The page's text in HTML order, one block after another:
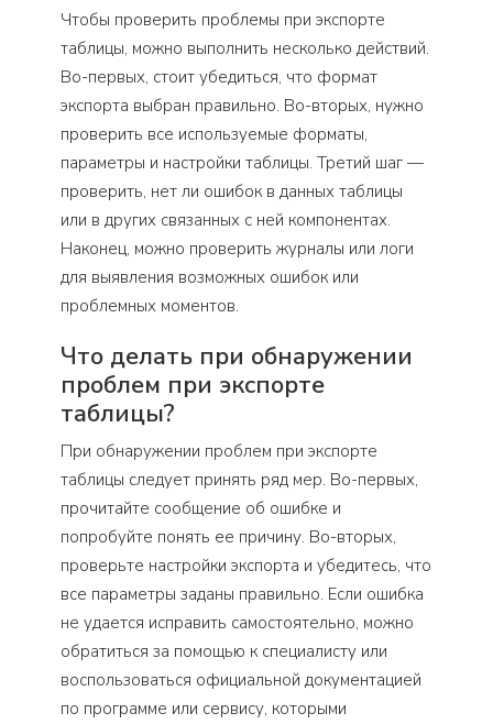
Чтобы проверить проблемы при экспорте
таблицы, можно выполнить несколько действий.
Во-первых, стоит убедиться, что формат
экспорта выбран правильно. Во-вторых, нужно
проверить все используемые форматы,
параметры и настройки таблицы. Третий шаг —
проверить, нет ли ошибок в данных таблицы
или в других связанных с ней компонентах.
Наконец, можно проверить журналы или логи
для выявления возможных ошибок или
проблемных моментов.
Что делать при обнаружении
проблем при экспорте
таблицы?
При обнаружении проблем при экспорте
таблицы следует принять ряд мер. Во-первых,
прочитайте сообщение об ошибке и
попробуйте понять ее причину. Во-вторых,
проверьте настройки экспорта и убедитесь, что
все параметры заданы правильно. Если ошибка
не удается исправить самостоятельно, можно
обратиться за помощью к специалисту или
воспользоваться официальной документацией
по программе или сервису, которыми